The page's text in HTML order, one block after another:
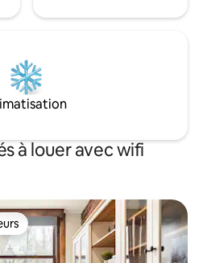
à louer avec wifi
parmi les plus aimés